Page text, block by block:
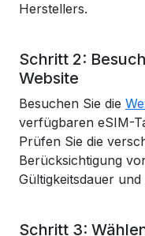
Herstellers.
Schritt 2:
Website
Besuchen Sie die
verfügbaren eSIM-
Prüfen Sie die
Berücksichtigung
Gültigkeitsdauer und
Schritt 3: